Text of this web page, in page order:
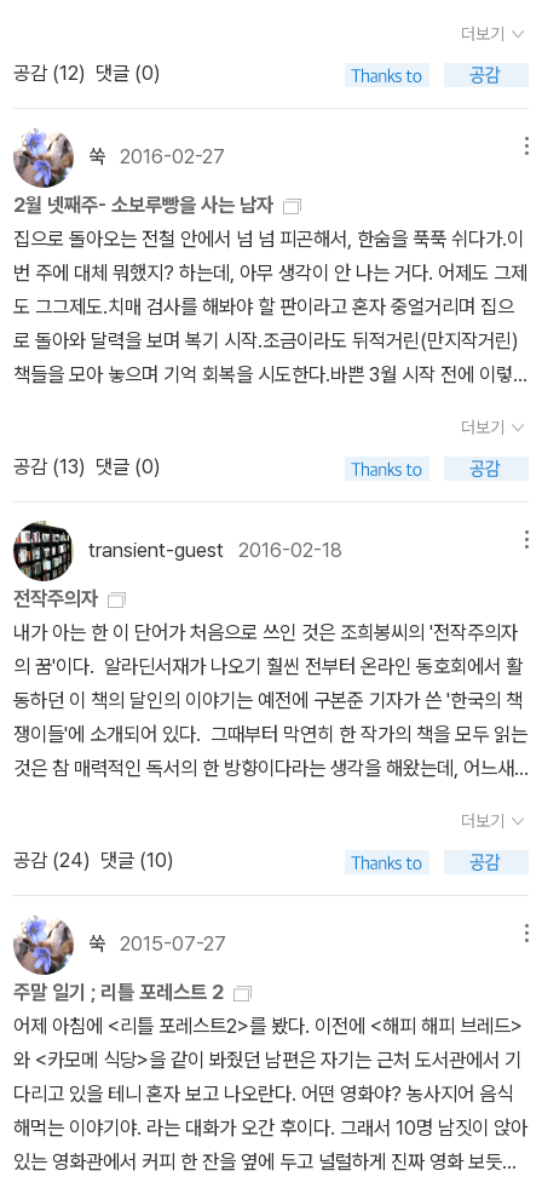
동영상을 올릴 때마다 '알라딘 서재 링크글'을 달기 때문일까? 아무튼
알라딘 서재가 오래 오래 살아남아서 내가 이 공간에 끄적거려 놓았
어쨌든 나는 유튜브라는 새로운 '노아의 방주'에 부지런히 내 글을 옮
겨 실어야겠다. 텍스트로 만들어 놓은 컨텐츠를 옮겨 싣기 위해 꼭 필
요한 과정인 '영상화 작업'이 여전히 힘들긴 하겠지만... * * *
자는 활기 넘치고 품위 있어 보이지만 남자의 경우 명석하긴 해도 이
기적이며 속이 텅 비어 매력이라고는 없는 것 같다. '당신을 위해서라
면 뭐든 하겠소'라는 남자의 말에 '제발, 제발, 제발, 제발, 제발, 제발,
제발 닥쳐요'라고 대답하는 그녀 편에 독자들은 설 것이다. '제발'을
일곱 번이나 반복하는 일은 지나치지만 「흰 코끼리 같은 언덕들」에서
는 그러한 반복이 타당하고 설득력 있다.이야기는 제목의 직유법에
이미 정교하게 예시돼 있다. 에브로 강의 계곡을 가로지르는 길고 흰
언덕은 여자에게 '흰 코끼리'처럼 보이지만 남자는 그렇게 느끼지 않
는다. 장원莊園 유지 비용이 너무 많이 들어 파산한 신하들에게 샴국
의 왕이 선물로 주었다고 알려진 흰 코끼리는 원하지 않는 아이, 무기
력한 남자에게는 정신적으로 엄청난 대가를 치러야 하는 성적 관계를
나타내는 은유다.헤밍웨이의 개인적 신비로움 ㅡ 전사, 사냥꾼, 투우
사, 권투 선수로서 그의 모습 ㅡ 은 '내가 당신을 사랑하는 걸 알잖
잘 어울리지 않아 보인다. 오히려 작가의 대리인이라 할 수 있는 닉 아
담스(헤밍웨이의 연작 단편들에 나오는 주인공)가 「무언가의 끝The
End of Something」이라는 작품에서 한 여성과 관계를 끝내며 '더
이상은 재미가 없군'이라고 한 대사에서 더 헤밍웨이적인 모습을 발
견할 수 있다. 이 문장을 좋아할 여성은 없겠지만 그것은 적어도 미숙
한 한 남자의 자기 고발이다.(57쪽) - 헤럴드 블룸, 『교양인의 책 읽
기』, <1. 단편소설_어니스트 밀러 헤밍웨이> 중에서(내 생각)'내가
당신을 사랑하는 걸 잘 알잖아'라는 대사와 '더 이상은 재미가 없군'이
린 많은 '옛 사람'들이 여길 떠날 무렵에 했던 '마음 속으로나마' 읊조
리던 말처럼 들리기 때문이다. 이게 나만의 생각인지는 잘 모르겠지
만.. 그러고 보니 문득 생 종 페르스의 말도 떠오른다. 몇 년 전에 어떤
알라디너의 글에 그의 말이 인용된 문장의 일부를 댓글로 단 적이 있
었는데, 그 분도 요즘 와서 보니 알라딘을 '거의' 떠나신 것 같다. 아마
그 분도 틀림없이 오랫동안 로맹가리가 느꼈던 '지평을 바꾸는 일'을
마음 속으로 고민했으리라. * * * 그에게는 지평을 바꾸는 일이 시급
했다. 다른 곳에서 숨쉬는 것이.생 종 페르스는 말한다. ˝떠나자! 떠나
자! 이것이 살아 있는 자들의 말이다!˝- 도미니크 보나, 『로맹가
리』 * * *'날 위해 뭘 좀 해 줄 수 있겠어?'미국 어느 대학 문학 교수
인 제프리 메이어스가 1985년에 쓴 헤밍웨이 전기를 펼쳐 들고서,
더보기
공감 (12) 댓글 (0)
쑥 2016-02-27
2월 넷째주- 소보루빵을 사는 남자
집으로 돌아오는 전철 안에서 넘 넘 피곤해서, 한숨을 푹푹 쉬다가.이
번 주에 대체 뭐했지? 하는데, 아무 생각이 안 나는 거다. 어제도 그제
도 그그제도.치매 검사를 해봐야 할 판이라고 혼자 중얼거리며 집으
로 돌아와 달력을 보며 복기 시작.조금이라도 뒤적거린(만지작거린)
책들을 모아 놓으며 기억 회복을 시도한다.바쁜 3월 시작 전에 이렇
더보기
공감 (13) 댓글 (0)
transient-guest 2016-02-18
전작주의자
내가 아는 한 이 단어가 처음으로 쓰인 것은 조희봉씨의 '전작주의자
의 꿈'이다. 알라딘서재가 나오기 훨씬 전부터 온라인 동호회에서 활
동하던 이 책의 달인의 이야기는 예전에 구본준 기자가 쓴 '한국의 책
쟁이들'에 소개되어 있다. 그때부터 막연히 한 작가의 책을 모두 읽는
것은 참 매력적인 독서의 한 방향이다라는 생각을 해왔는데, 어느새
윤기 작가인데, 모든 판본과 번역본, 심지어는 저자도 갖고 있지 않은
책까지 모두 수집하여 읽었다고 한다. 덕심이 팬심이 되어 조희봉씨
의 결혼식 주례는 이윤기 선생이 맡았고, 돌아가시기 전까지 그렇게
사제관계를 유지했다고 하니, 이 또한 책으로 맺어진 멋진 인연의 사
례가 아닌가 싶다. 전작을 이야기 하면서 보니, 2012년 무렵에 여럿
사들여 읽던 로맹 가리가 생각난다. 이참에 나온 책을 마저 다 구해서
읽어볼까 하는 생각이다. 현대판 르네상스맨이라고 불러도 전혀 어
색함이 없는 멋진 이력 - 공군파일럿, 전쟁영웅, 콩쿠르상 수상작가,
주미프랑스대사, 등등 - 에도 불구하고 진정한 자신의 인생은 무엇이
었을지 끊임없이 고민했을 사람. 드라마틱한 삶에 어울리는 마지막
사랑과 끝. 관심이 안 가면 이상할 정도로 전작대상으로서 손색이 없
더보기
공감 (24) 댓글 (10)
쑥 2015-07-27
주말 일기 ; 리틀 포레스트 2
어제 아침에 <리틀 포레스트2>를 봤다. 이전에 <해피 해피 브레드>
와 <카모메 식당>을 같이 봐줬던 남편은 자기는 근처 도서관에서 기
다리고 있을 테니 혼자 보고 나오란다. 어떤 영화야? 농사지어 음식
해먹는 이야기야. 라는 대화가 오간 후이다. 그래서 10명 남짓이 앉아
있는 영화관에서 커피 한 잔을 옆에 두고 널럴하게 진짜 영화 보듯이